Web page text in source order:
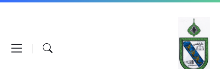
Skip
content
Skip
navigation
Skip